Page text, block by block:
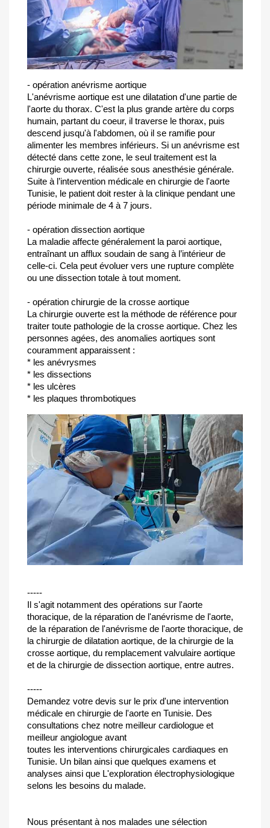
- opération anévrisme aortique
L'anévrisme aortique est une dilatation d'une partie de
l'aorte du thorax. C'est la plus grande artère du corps
humain, partant du coeur, il traverse le thorax, puis
descend jusqu'à l'abdomen, où il se ramifie pour
alimenter les membres inférieurs. Si un anévrisme est
détecté dans cette zone, le seul traitement est la
chirurgie ouverte, réalisée sous anesthésie générale.
Suite à l’intervention médicale en chirurgie de l'aorte
Tunisie, le patient doit rester à la clinique pendant une
période minimale de 4 à 7 jours.
- opération dissection aortique
La maladie affecte généralement la paroi aortique,
entraînant un afflux soudain de sang à l’intérieur de
celle-ci. Cela peut évoluer vers une rupture complète
ou une dissection totale à tout moment.
- opération chirurgie de la crosse aortique
La chirurgie ouverte est la méthode de référence pour
traiter toute pathologie de la crosse aortique. Chez les
personnes agées, des anomalies aortiques sont
couramment apparaissent :
* les anévrysmes
* les dissections
* les ulcères
* les plaques thrombotiques
-----
Il s'agit notamment des opérations sur l'aorte
thoracique, de la réparation de l'anévrisme de l'aorte,
de la réparation de l'anévrisme de l'aorte thoracique, de
la chirurgie de dilatation aortique, de la chirurgie de la
crosse aortique, du remplacement valvulaire aortique
et de la chirurgie de dissection aortique, entre autres.
-----
Demandez votre devis sur le prix d'une intervention
médicale en chirurgie de l'aorte en Tunisie. Des
consultations chez notre meilleur cardiologue et
meilleur angiologue avant
toutes les interventions chirurgicales cardiaques en
Tunisie. Un bilan ainsi que quelques examens et
analyses ainsi que L'exploration électrophysiologique
selons les besoins du malade.
Nous présentant à nos malades une sélection